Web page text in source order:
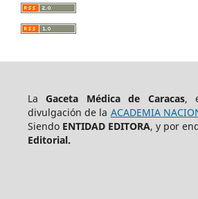
LaGaceta Médica de Caracas,
divulgación de la ACADEMIA
Siendo ENTIDAD EDITORA, y por
Editorial.